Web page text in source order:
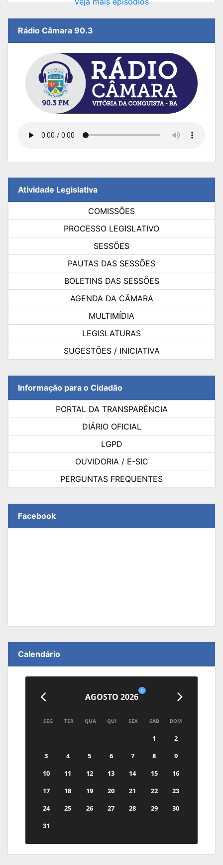
Rádio Câmara 90.3
Atividade Legislativa
COMISSÕES
PROCESSO LEGISLATIVO
SESSÕES
PAUTAS DAS SESSÕES
BOLETINS DAS SESSÕES
AGENDA DA CÂMARA
MULTIMÍDIA
LEGISLATURAS
SUGESTÕES / INICIATIVA
Informação para o Cidadão
PORTAL DA TRANSPARÊNCIA
DIÁRIO OFICIAL
LGPD
OUVIDORIA / E-SIC
PERGUNTAS FREQUENTES
Facebook
Calendário
AGOSTO 2026
0
SEG TER QUA QUI SEX SAB DOM
1
2
3
4 5 6 7 8
9
10
11 12 13 14 15
16
17
18 19 20 21 22
23
24
25 26 27 28 29
30
31